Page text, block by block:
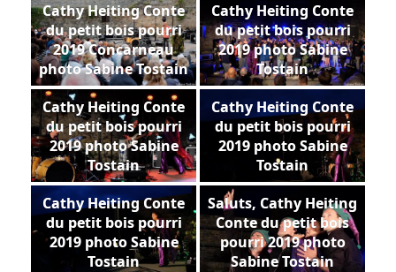
Cathy Heiting Conte
du petit bois pourri
2019 Concarneau
photo Sabine Tostain
Cathy Heiting Conte
du petit bois pourri
2019 photo Sabine
Tostain
Cathy Heiting Conte
du petit bois pourri
2019 photo Sabine
Tostain
Cathy Heiting Conte
du petit bois pourri
2019 photo Sabine
Tostain
Cathy Heiting Conte
du petit bois pourri
2019 photo Sabine
Tostain
Saluts, Cathy Heiting
Conte du petit bois
pourri 2019 photo
Sabine Tostain